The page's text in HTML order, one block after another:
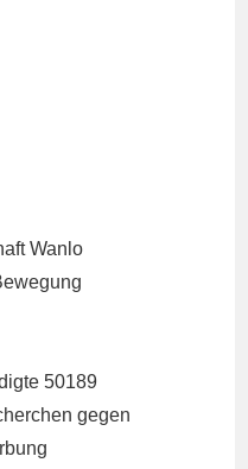
Wanlo
50189
gegen